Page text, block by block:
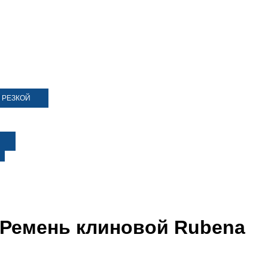
клиновой Rubena